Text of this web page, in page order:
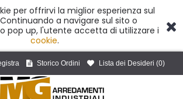
per offrirvi la miglior esperienza sul
a navigare sul sito o
pop up, l'utente accetta di utilizzare i
cookie.
Storico Ordini Lista dei Desideri (0)